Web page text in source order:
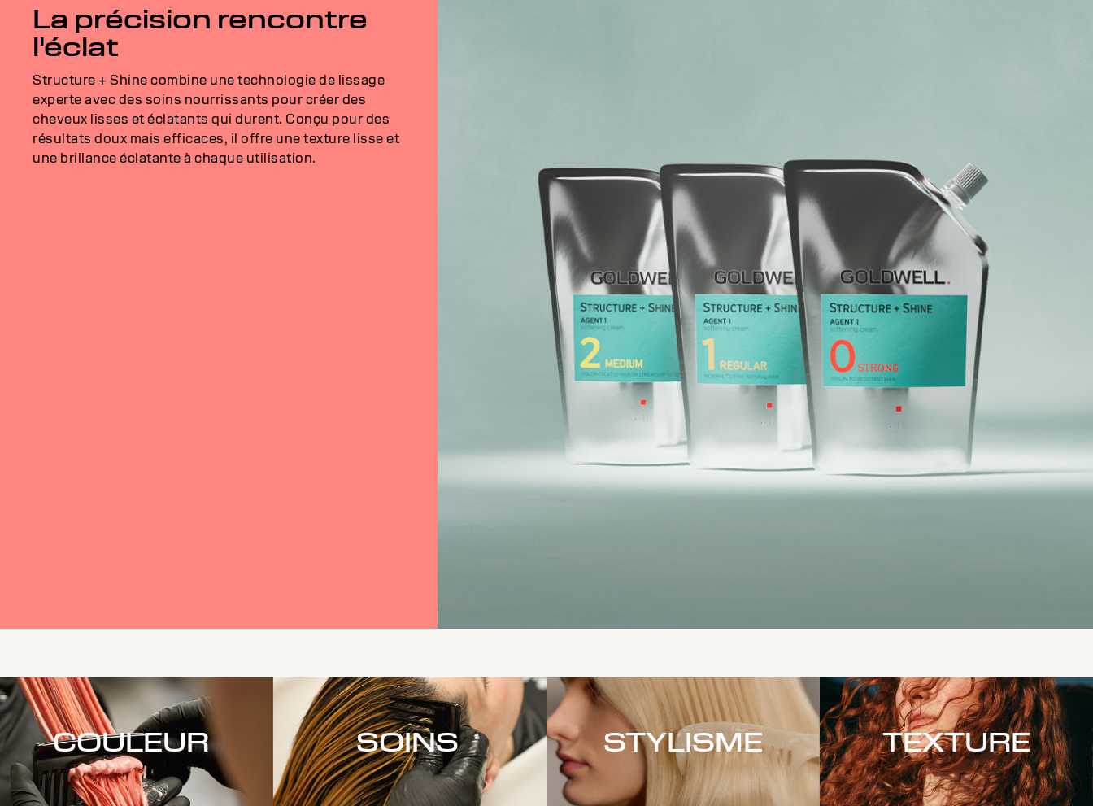
La précision rencontre
l'éclat
Structure + Shine combine une technologie de lissage
experte avec des soins nourrissants pour créer des
cheveux lisses et éclatants qui durent. Conçu pour des
résultats doux mais efficaces, il offre une texture lisse et
une brillance éclatante à chaque utilisation.
COULEUR SOINS STYLISME TEXTURE